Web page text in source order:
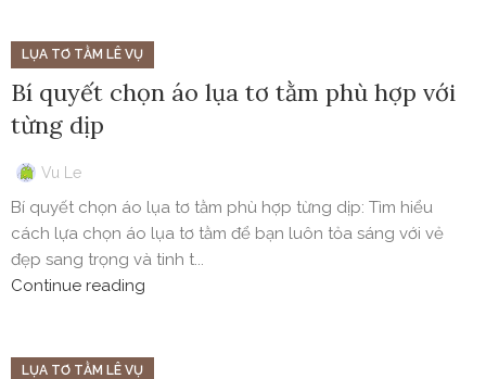
LỤA TƠ TẰM LÊ VỤ
Bí quyết chọn áo lụa tơ tằm phù hợp với
từng dịp
Vu Le
Bí quyết chọn áo lụa tơ tằm phù hợp từng dịp: Tìm hiểu
cách lựa chọn áo lụa tơ tằm để bạn luôn tỏa sáng với vẻ
đẹp sang trọng và tinh t...
Continue reading
LỤA TƠ TẰM LÊ VỤ